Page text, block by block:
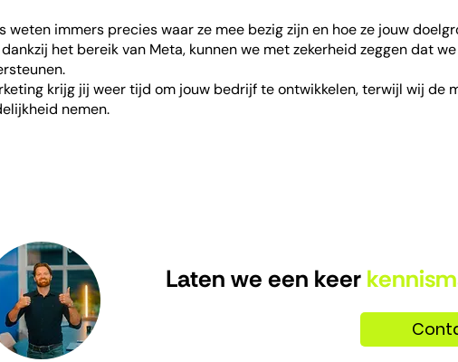
weten immers precies waar ze mee bezig zijn en hoe ze jouw
dankzij het bereik van Meta, kunnen we met zekerheid zeggen dat
krijg jij weer tijd om jouw bedrijf te ontwikkelen, terwijl wij de
nemen.
Laten we een keer